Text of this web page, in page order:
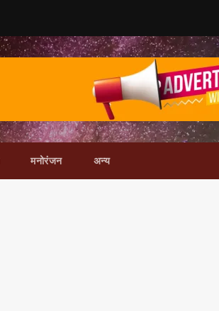
मनोरंजन अन्य